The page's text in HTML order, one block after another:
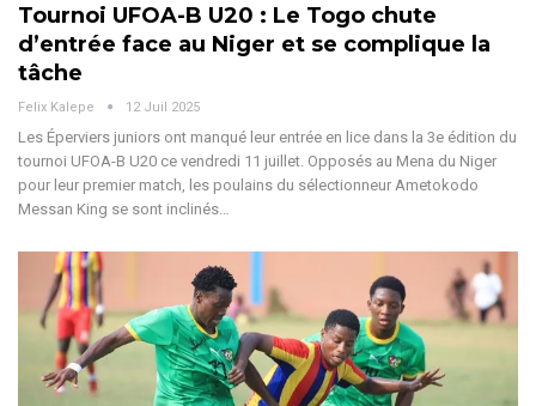
Tournoi UFOA-B U20 : Le Togo chute
d’entrée face au Niger et se complique la
tâche
Felix Kalepe 12 Juil 2025
Les Éperviers juniors ont manqué leur entrée en lice dans la 3e édition du
tournoi UFOA-B U20 ce vendredi 11 juillet. Opposés au Mena du Niger
pour leur premier match, les poulains du sélectionneur Ametokodo
Messan King se sont inclinés